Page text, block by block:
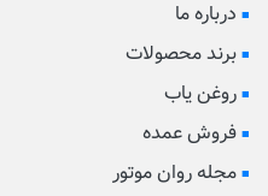
درباره ما
برند محصولات
روغن یاب
فروش عمده
مجله روان موتور